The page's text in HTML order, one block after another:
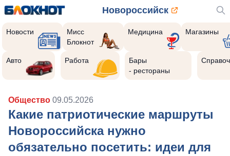
Новороссийск
Новости
Мисс
Блокнот
Медицина Магазины
Авто Работа
Бары
- рестораны
Общество 09.05.2026
Какие патриотические маршруты
Новороссийска нужно
обязательно посетить: идеи для